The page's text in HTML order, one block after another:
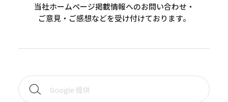
当社ホームページ掲載情報へのお問い合わせ・
ご意見・ご感想などを受け付けております。